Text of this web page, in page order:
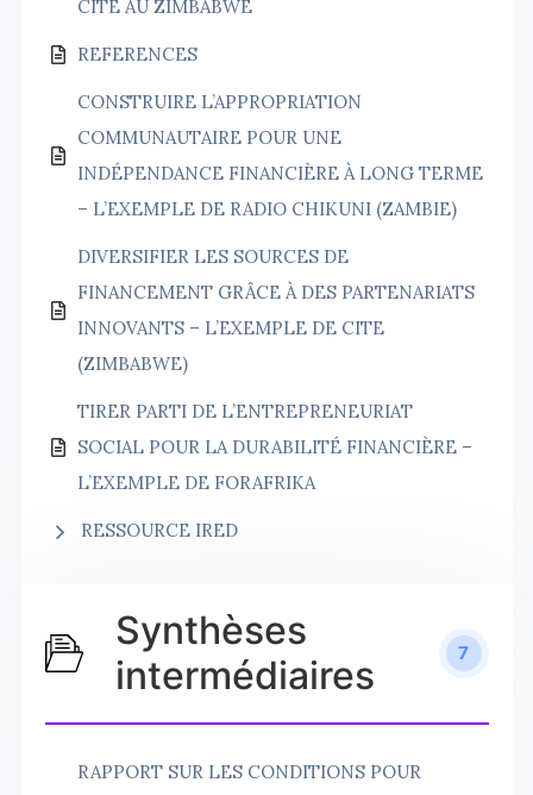
CITE AU ZIMBABWE
REFERENCES
CONSTRUIRE L’APPROPRIATION
COMMUNAUTAIRE POUR UNE
INDÉPENDANCE FINANCIÈRE À LONG TERME
– L’EXEMPLE DE RADIO CHIKUNI (ZAMBIE)
DIVERSIFIER LES SOURCES DE
FINANCEMENT GRÂCE À DES PARTENARIATS
INNOVANTS – L’EXEMPLE DE CITE
(ZIMBABWE)
TIRER PARTI DE L’ENTREPRENEURIAT
SOCIAL POUR LA DURABILITÉ FINANCIÈRE –
L’EXEMPLE DE FORAFRIKA
RESSOURCE IRED
Synthèses
intermédiaires
7
RAPPORT SUR LES CONDITIONS POUR